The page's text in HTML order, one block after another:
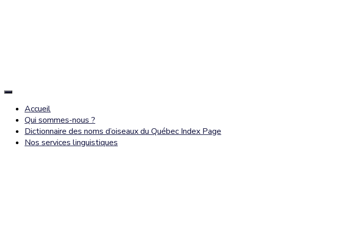
Déplier
navigationAccueil
Qui sommes-nous ?
Dictionnaire des noms d’oiseaux du Québec Index Page
Nos services linguistiques